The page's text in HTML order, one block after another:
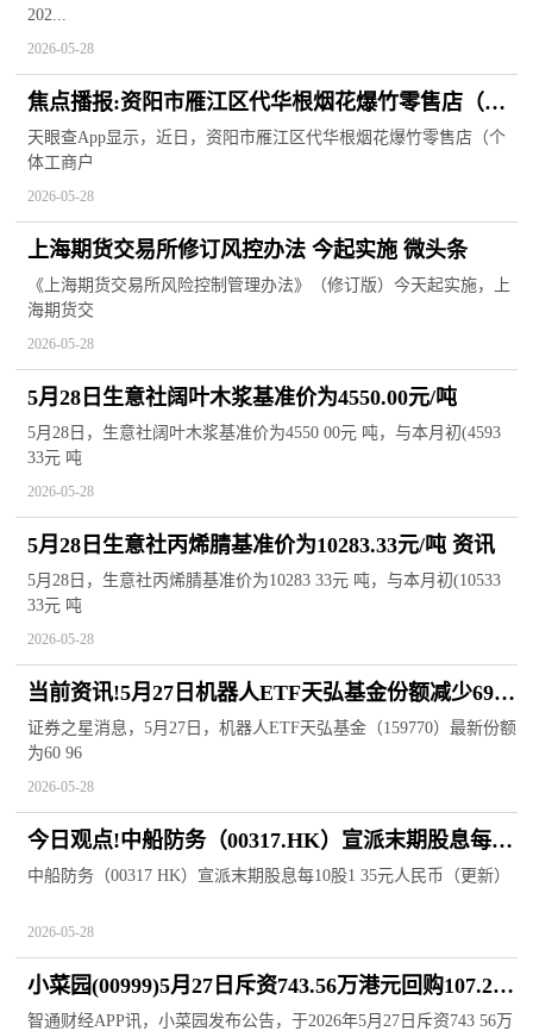
202...
2026-05-28
焦点播报:资阳市雁江区代华根烟花爆竹零售店（个
体工商户）成立 注册资本10万人民币
天眼查App显示，近日，资阳市雁江区代华根烟花爆竹零售店（个
体工商户
2026-05-28
上海期货交易所修订风控办法 今起实施 微头条
《上海期货交易所风险控制管理办法》（修订版）今天起实施，上
海期货交
2026-05-28
5月28日生意社阔叶木浆基准价为4550.00元/吨
5月28日，生意社阔叶木浆基准价为4550 00元 吨，与本月初(4593
33元 吨
2026-05-28
5月28日生意社丙烯腈基准价为10283.33元/吨 资讯
5月28日，生意社丙烯腈基准价为10283 33元 吨，与本月初(10533
33元 吨
2026-05-28
当前资讯!5月27日机器人ETF天弘基金份额减少6900
万份，重仓股科大讯飞、汇川技术、大族激光
证券之星消息，5月27日，机器人ETF天弘基金（159770）最新份额
为60 96
2026-05-28
今日观点!中船防务（00317.HK）宣派末期股息每10
股1.35元人民币（更新）
中船防务（00317 HK）宣派末期股息每10股1 35元人民币（更新）
2026-05-28
小菜园(00999)5月27日斥资743.56万港元回购107.2万
股
智通财经APP讯，小菜园发布公告，于2026年5月27日斥资743 56万